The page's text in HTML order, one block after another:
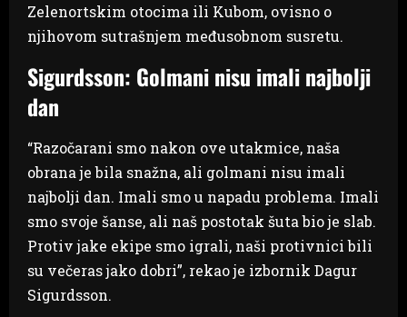
Zelenortskim otocima ili Kubom, ovisno o
njihovom sutrašnjem međusobnom susretu.
Sigurdsson: Golmani nisu imali najbolji
dan
“Razočarani smo nakon ove utakmice, naša
obrana je bila snažna, ali golmani nisu imali
najbolji dan. Imali smo u napadu problema. Imali
smo svoje šanse, ali naš postotak šuta bio je slab.
Protiv jake ekipe smo igrali, naši protivnici bili
su večeras jako dobri”, rekao je izbornik Dagur
Sigurdsson.